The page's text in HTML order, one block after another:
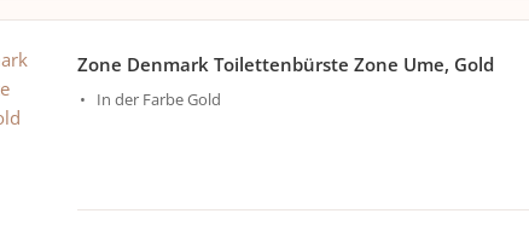
Zone Denmark Toilettenbürste Zone Ume, Gold
In der Farbe Gold